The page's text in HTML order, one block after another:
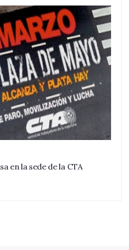
en la sede de la CTA